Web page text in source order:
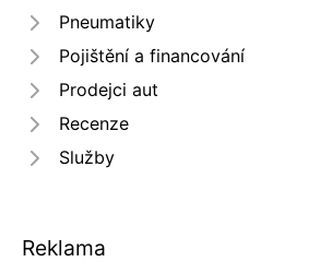
Pneumatiky
Pojištění a financování
Prodejci aut
Recenze
Služby
Reklama